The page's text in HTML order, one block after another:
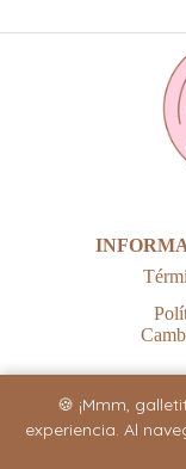
🍪 ¡Mmm,
experiencia. Al